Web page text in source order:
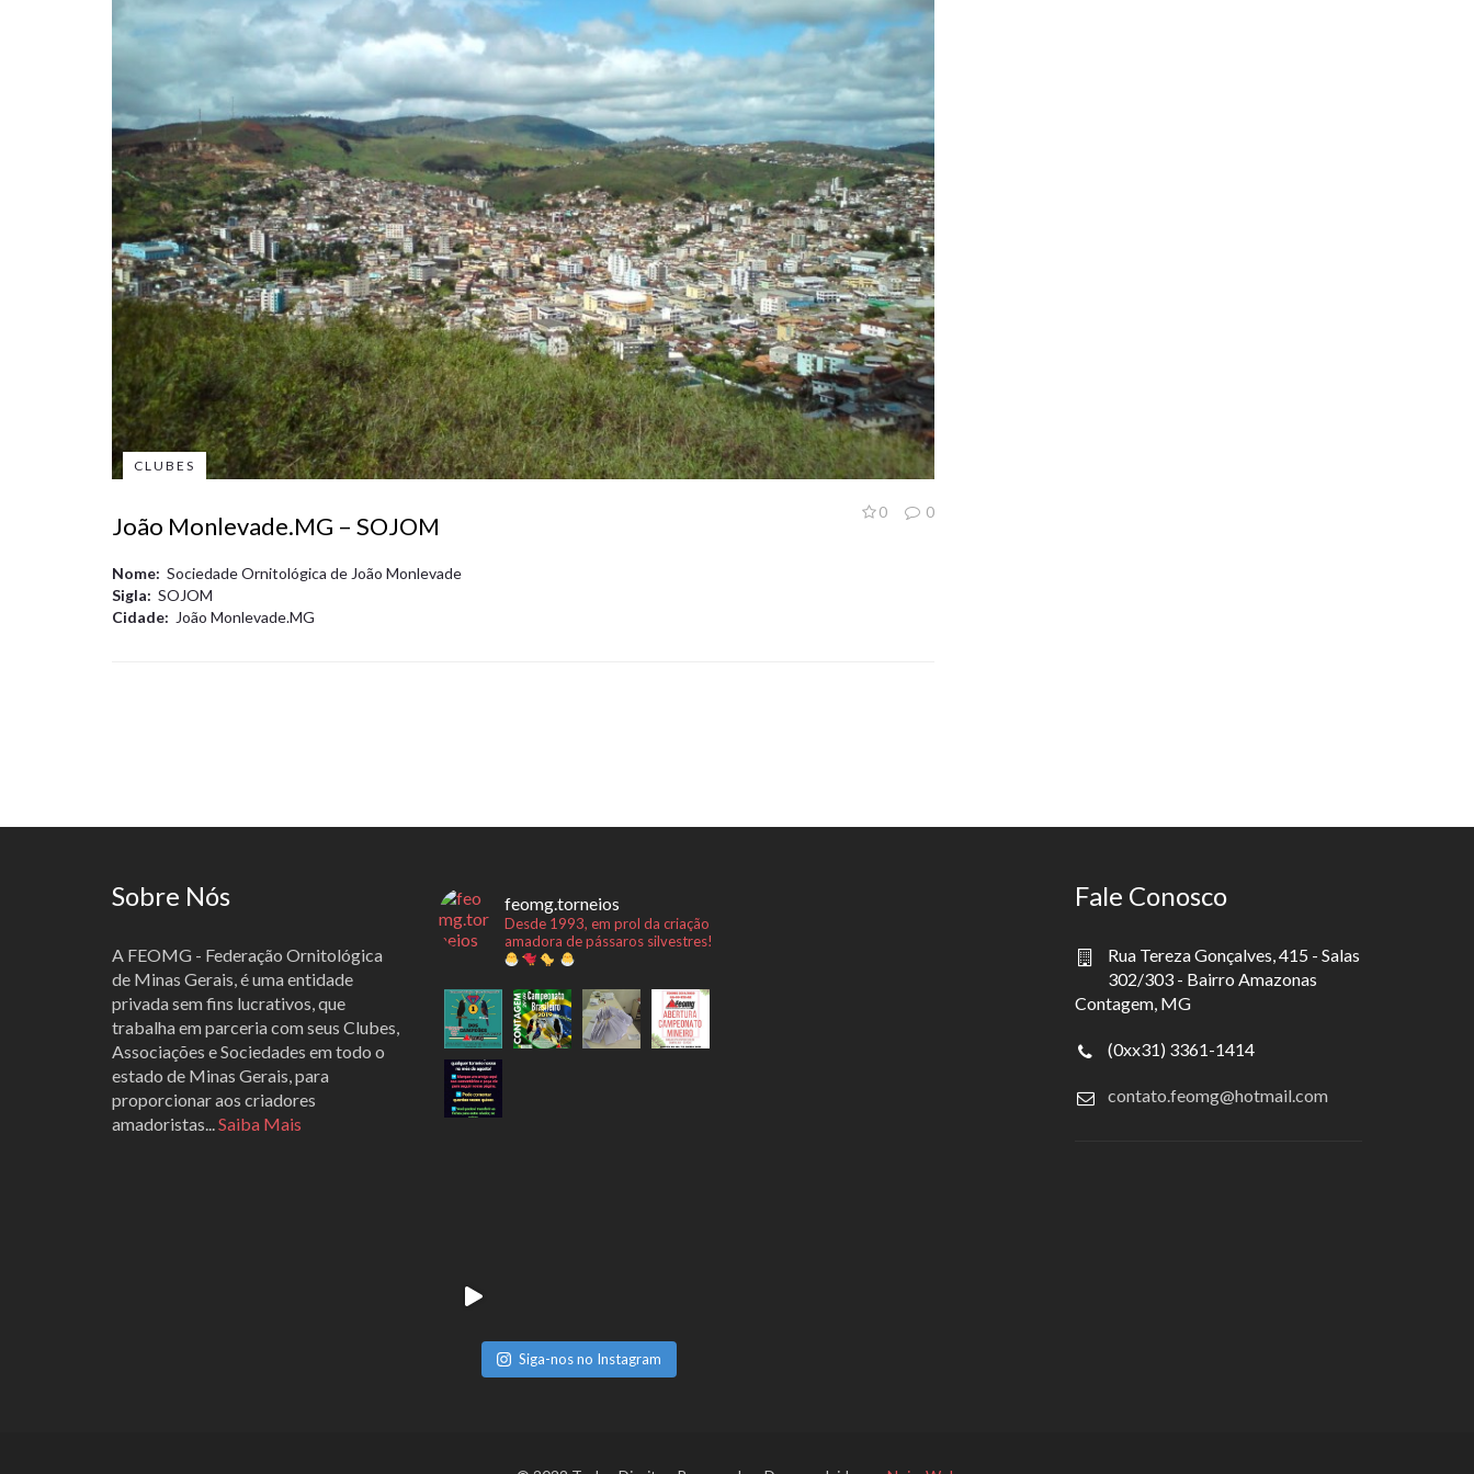
CLUBES
0
0
João Monlevade.MG – SOJOM
Nome: Sociedade Ornitológica de João Monlevade
Sigla: SOJOM
Cidade: João Monlevade.MG
Sobre Nós
A FEOMG - Federação Ornitológica
de Minas Gerais, é uma entidade
privada sem fins lucrativos, que
trabalha em parceria com seus Clubes,
Associações e Sociedades em todo o
estado de Minas Gerais, para
proporcionar aos criadores
amadoristas...Saiba Mais
feomg.torneios
Desde 1993, em prol da criação
amadora de pássaros silvestres!
Siga-nos no Instagram
Fale Conosco
Rua Tereza Gonçalves, 415 - Salas
302/303 - Bairro Amazonas
Contagem, MG
(0xx31) 3361-1414
contato.feomg@hotmail.com